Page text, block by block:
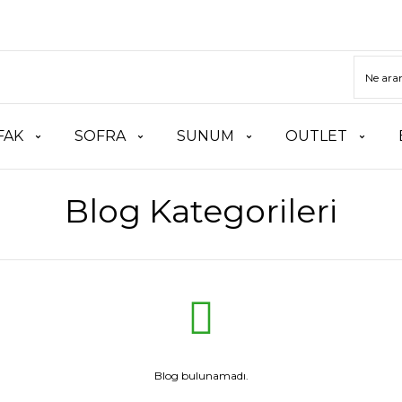
SOFRA SUNUM OUTLET
Blog Kategorileri
Blog bulunamadı.